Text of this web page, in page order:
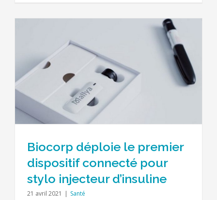
Biocorp déploie le premier
dispositif connecté pour
stylo injecteur d’insuline
21 avril 2021 | Santé